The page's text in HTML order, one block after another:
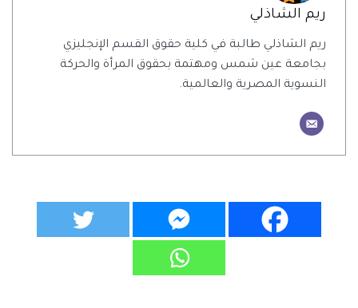
ريم الشاذلي
ريم الشاذلي طالبة في كلية حقوق القسم الإنجليزي
بجامعة عين شمس ومهتمة بحقوق المرأة والحركة
النسوية المصرية والعالمية.